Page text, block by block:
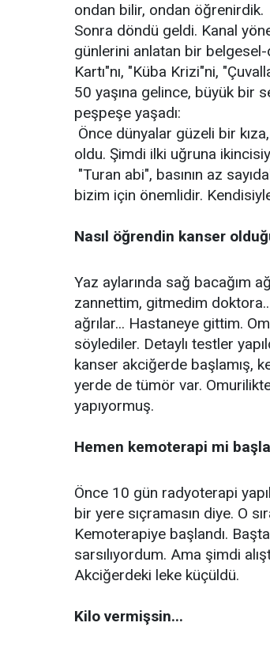
ondan bilir, ondan öğrenirdik.
Sonra döndü geldi. Kanal
günlerini anlatan bir
Kartı"nı, "Küba Krizi"ni,
50 yaşına gelince, büyük bir
peşpeşe yaşadı:
Önce dünyalar güzeli bir
oldu. Şimdi ilki uğruna
"Turan abi", basının az
bizim için önemlidir.
Nasıl öğrendin kanser
Yaz aylarında sağ bacağım
zannettim, gitmedim
ağrılar... Hastaneye gittim.
söylediler. Detaylı testler
kanser akciğerde başlamış,
yerde de tümör var.
yapıyormuş.
Hemen kemoterapi mi
Önce 10 gün radyoterapi
bir yere sıçramasın diye. O
Kemoterapiye başlandı.
sarsılıyordum. Ama şimdi
Akciğerdeki leke küçüldü.
Kilo vermişsin...